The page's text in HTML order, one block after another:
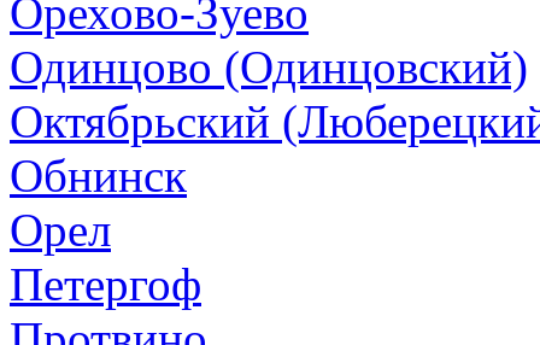
Орехово-Зуево
Одинцово (Одинцовский)
Октябрьский
Обнинск
Орел
Петергоф